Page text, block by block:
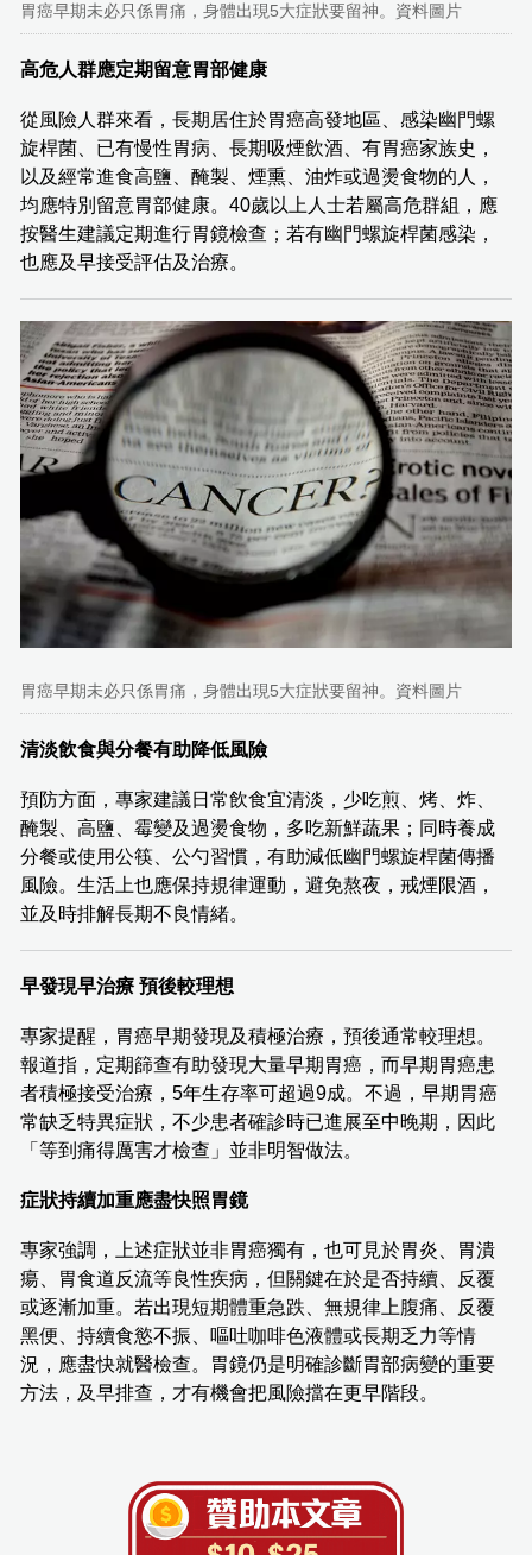
胃癌早期未必只係胃痛，身體出現5大症狀要留神。資料圖片
高危人群應定期留意胃部健康
從風險人群來看，長期居住於胃癌高發地區、感染幽門螺
旋桿菌、已有慢性胃病、長期吸煙飲酒、有胃癌家族史，
以及經常進食高鹽、醃製、煙熏、油炸或過燙食物的人，
均應特別留意胃部健康。40歲以上人士若屬高危群組，應
按醫生建議定期進行胃鏡檢查；若有幽門螺旋桿菌感染，
也應及早接受評估及治療。
胃癌早期未必只係胃痛，身體出現5大症狀要留神。資料圖片
清淡飲食與分餐有助降低風險
預防方面，專家建議日常飲食宜清淡，少吃煎、烤、炸、
醃製、高鹽、霉變及過燙食物，多吃新鮮蔬果；同時養成
分餐或使用公筷、公勺習慣，有助減低幽門螺旋桿菌傳播
風險。生活上也應保持規律運動，避免熬夜，戒煙限酒，
並及時排解長期不良情緒。
早發現早治療 預後較理想
專家提醒，胃癌早期發現及積極治療，預後通常較理想。
報道指，定期篩查有助發現大量早期胃癌，而早期胃癌患
者積極接受治療，5年生存率可超過9成。不過，早期胃癌
常缺乏特異症狀，不少患者確診時已進展至中晚期，因此
「等到痛得厲害才檢查」並非明智做法。
症狀持續加重應盡快照胃鏡
專家強調，上述症狀並非胃癌獨有，也可見於胃炎、胃潰
瘍、胃食道反流等良性疾病，但關鍵在於是否持續、反覆
或逐漸加重。若出現短期體重急跌、無規律上腹痛、反覆
黑便、持續食慾不振、嘔吐咖啡色液體或長期乏力等情
況，應盡快就醫檢查。胃鏡仍是明確診斷胃部病變的重要
方法，及早排查，才有機會把風險擋在更早階段。